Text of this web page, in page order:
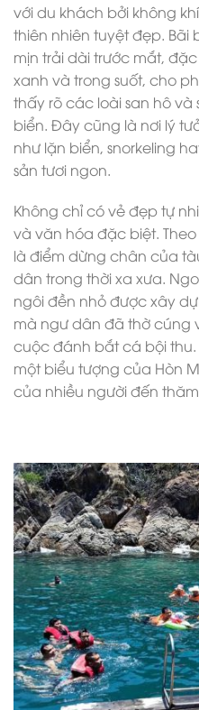
với du khách bởi không
thiên nhiên tuyệt đẹp. Bãi
mịn trải dài trước mắt,
xanh và trong suốt, cho
thấy rõ các loài san hô và
biển. Đây cũng là nơi lý
như lặn biển, snorkeling
sản tươi ngon.
Không chỉ có vẻ đẹp tự
và văn hóa đặc biệt.
là điểm dừng chân của
dân trong thời xa xưa.
ngôi đền nhỏ được xây
mà ngư dân đã thờ cúng
cuộc đánh bắt cá bội
một biểu tượng của Hòn
của nhiều người đến